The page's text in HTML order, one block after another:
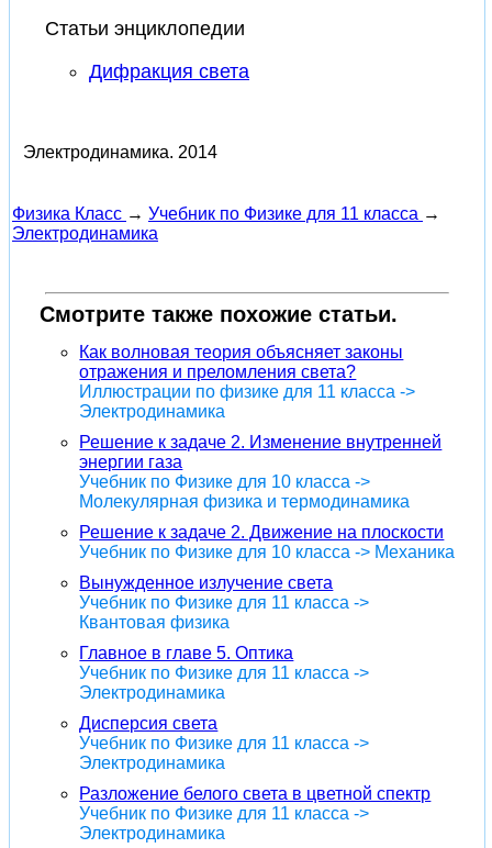
Статьи энциклопедии
Дифракция света
Электродинамика. 2014
Физика Класс → Учебник по Физике для 11 класса →
Электродинамика
Смотрите также похожие статьи.
Как волновая теория объясняет законы
отражения и преломления света?
Иллюстрации по физике для 11 класса ->
Электродинамика
Решение к задаче 2. Изменение внутренней
энергии газа
Учебник по Физике для 10 класса ->
Молекулярная физика и термодинамика
Решение к задаче 2. Движение на плоскости
Учебник по Физике для 10 класса -> Механика
Вынужденное излучение света
Учебник по Физике для 11 класса ->
Квантовая физика
Главное в главе 5. Оптика
Учебник по Физике для 11 класса ->
Электродинамика
Дисперсия света
Учебник по Физике для 11 класса ->
Электродинамика
Разложение белого света в цветной спектр
Учебник по Физике для 11 класса ->
Электродинамика